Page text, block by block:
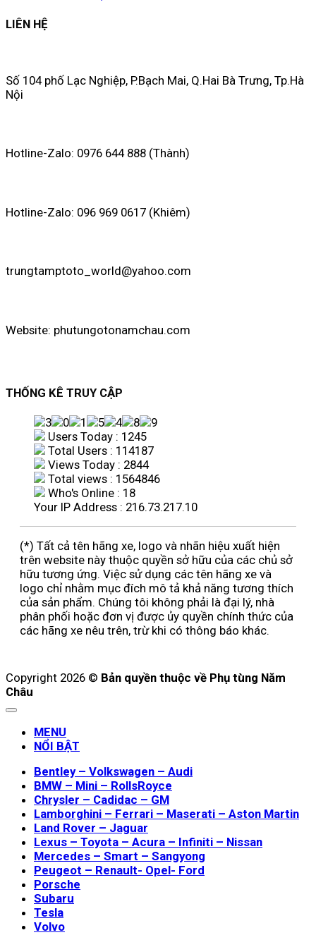
LIÊN HỆ
Số 104 phố Lạc Nghiệp, P.Bạch Mai, Q.Hai Bà Trưng, Tp.Hà
Nội
Hotline-Zalo: 0976 644 888 (Thành)
Hotline-Zalo: 096 969 0617 (Khiêm)
trungtamptoto_world@yahoo.com
Website: phutungotonamchau.com
THỐNG KÊ TRUY CẬP
Users Today : 1245
Total Users : 114187
Views Today : 2844
Total views : 1564846
Who's Online : 18
Your IP Address : 216.73.217.10
(*) Tất cả tên hãng xe, logo và nhãn hiệu xuất hiện
trên website này thuộc quyền sở hữu của các chủ sở
hữu tương ứng. Việc sử dụng các tên hãng xe và
logo chỉ nhằm mục đích mô tả khả năng tương thích
của sản phẩm. Chúng tôi không phải là đại lý, nhà
phân phối hoặc đơn vị được ủy quyền chính thức của
các hãng xe nêu trên, trừ khi có thông báo khác.
Copyright 2026 © Bản quyền thuộc về Phụ tùng Năm
Châu
MENU
NỔI BẬT
Bentley – Volkswagen – Audi
BMW – Mini – RollsRoyce
Chrysler – Cadidac – GM
Lamborghini – Ferrari – Maserati – Aston Martin
Land Rover – Jaguar
Lexus – Toyota – Acura – Infiniti – Nissan
Mercedes – Smart – Sangyong
Peugeot – Renault- Opel- Ford
Porsche
Subaru
Tesla
Volvo